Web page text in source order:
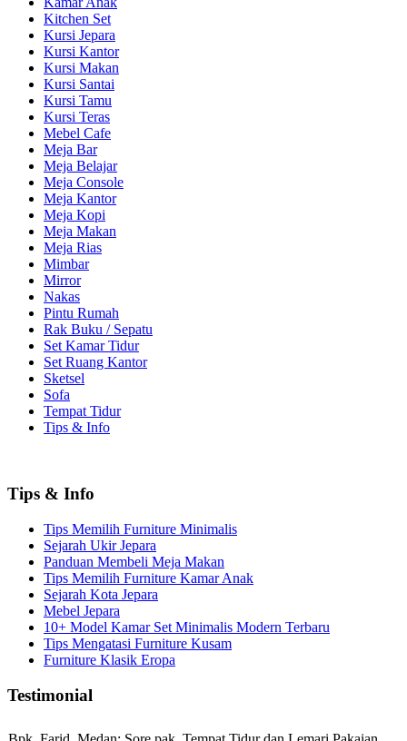
Kitchen Set
Kursi Jepara
Kursi Kantor
Kursi Makan
Kursi Santai
Kursi Tamu
Kursi Teras
Mebel Cafe
Meja Bar
Meja Belajar
Meja Console
Meja Kantor
Meja Kopi
Meja Makan
Meja Rias
Mimbar
Mirror
Nakas
Pintu Rumah
Rak Buku / Sepatu
Set Kamar Tidur
Set Ruang Kantor
Sketsel
Sofa
Tempat Tidur
Tips & Info
Tips & Info
Tips Memilih Furniture Minimalis
Sejarah Ukir Jepara
Panduan Membeli Meja Makan
Tips Memilih Furniture Kamar Anak
Sejarah Kota Jepara
Mebel Jepara
10+ Model Kamar Set Minimalis Modern Terbaru
Tips Mengatasi Furniture Kusam
Furniture Klasik Eropa
Testimonial